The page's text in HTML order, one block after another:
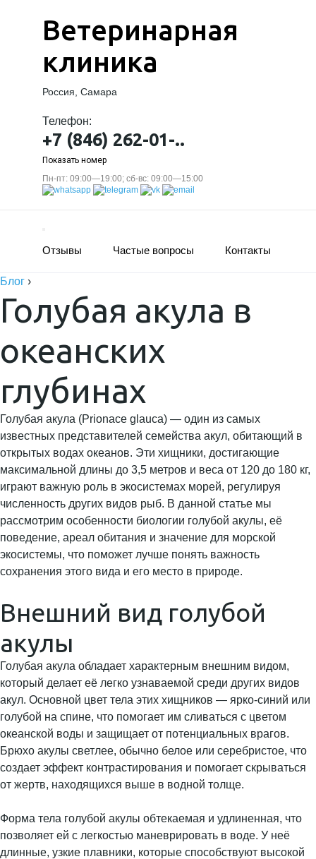
Ветеринарная
клиника
Россия, Самара
Телефон:
+7 (846) 262-01-..
Показать номер
Пн-пт: 09:00—19:00; сб-вс: 09:00—15:00
Отзывы Частые вопросы Контакты
Блог ›
Голубая акула в
океанских
глубинах
Голубая акула (Prionace glauca) — один из самых
известных представителей семейства акул, обитающий в
открытых водах океанов. Эти хищники, достигающие
максимальной длины до 3,5 метров и веса от 120 до 180 кг,
играют важную роль в экосистемах морей, регулируя
численность других видов рыб. В данной статье мы
рассмотрим особенности биологии голубой акулы, её
поведение, ареал обитания и значение для морской
экосистемы, что поможет лучше понять важность
сохранения этого вида и его место в природе.
Внешний вид голубой
акулы
Голубая акула обладает характерным внешним видом,
который делает её легко узнаваемой среди других видов
акул. Основной цвет тела этих хищников — ярко-синий или
голубой на спине, что помогает им сливаться с цветом
океанской воды и защищает от потенциальных врагов.
Брюхо акулы светлее, обычно белое или серебристое, что
создает эффект контрастирования и помогает скрываться
от жертв, находящихся выше в водной толще.
Форма тела голубой акулы обтекаемая и удлиненная, что
позволяет ей с легкостью маневрировать в воде. У неё
длинные, узкие плавники, которые способствуют высокой